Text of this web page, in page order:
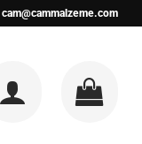
cam@cammalzeme.com